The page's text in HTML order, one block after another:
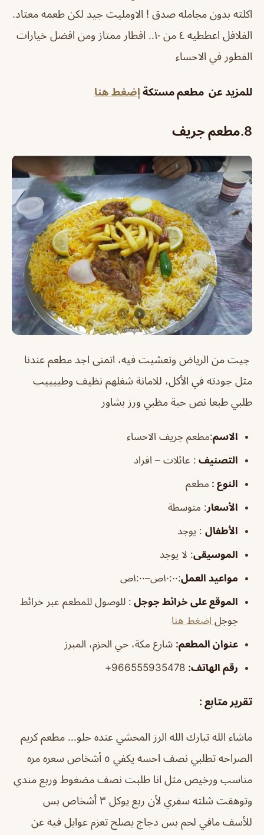
اكلته بدون مجامله صدق ! الاومليت جيد لكن طعمه معتاد.
الفلافل اعططيه ٤ من ١٠.. افطار ممتاز ومن افضل خيارات
الفطور في الاحساء
للمزيد عن مطعم مستكة إضغط هنا
8. مطعم جريف
جيت من الرياض وتعشيت فيه، اتمنى اجد مطعم عندنا
مثل جودته في الأكل، للامانة شغلهم نظيف وطييييب
طلبي طبعا نص حبة مظبي ورز بشاور
الاسم:مطعم جريف الاحساء
التصنيف : عائلات – افراد
النوع : مطعم
الأسعار: متوسطة
الأطفال : يوجد
الموسيقى: لا يوجد
مواعيد العمل:١٠:٠٠ص–١:٠٠ص
الموقع على خرائط جوجل : للوصول للمطعم عبر خرائط
جوجل اضغط هنا
عنوان المطعم: شارع مكة، حي الحزم، المبرز
رقم الهاتف:
تقرير متابع :
ماشاء الله تبارك الله الرز المحشي عنده حلو… مطعم كريم
الصراحه تطلبي نصف احسه يكفي ٥ أشخاص سعره مره
مناسب ورخيص مثل انا طلبت نصف مضغوط وربع مندي
وتوهقت شلته سفري لأن ربع يوكل ٣ أشخاص بس
للأسف مافي لحم بس دجاج يصلح تعزم عوايل فيه عن